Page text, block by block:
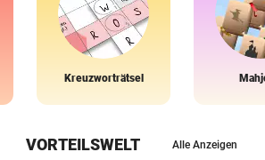
Kreuzworträtsel
VORTEILSWELT Alle Anzeigen